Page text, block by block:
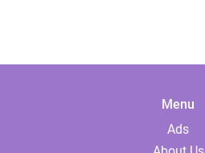
Menu
Ads